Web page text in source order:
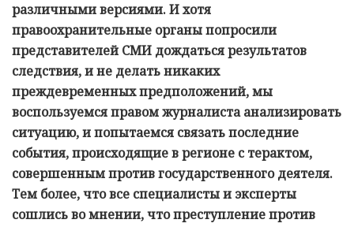
различными версиями. И хотя
правоохранительные органы попросили
представителей СМИ дождаться результатов
следствия, и не делать никаких
преждевременных предположений, мы
воспользуемся правом журналиста анализировать
ситуацию, и попытаемся связать последние
события, происходящие в регионе с терактом,
совершенным против государственного деятеля.
Тем более, что все специалисты и эксперты
сошлись во мнении, что преступление против